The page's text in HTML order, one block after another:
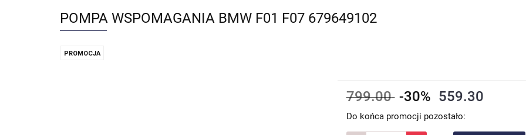
POMPA WSPOMAGANIA BMW F01 F07 679649102
PROMOCJA
799.00 -30% 559.30
Do końca promocji pozostało: